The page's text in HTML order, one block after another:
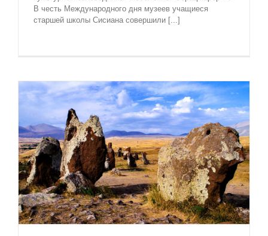
В честь Международного дня музеев учащиеся
старшей школы Сисиана совершили [...]